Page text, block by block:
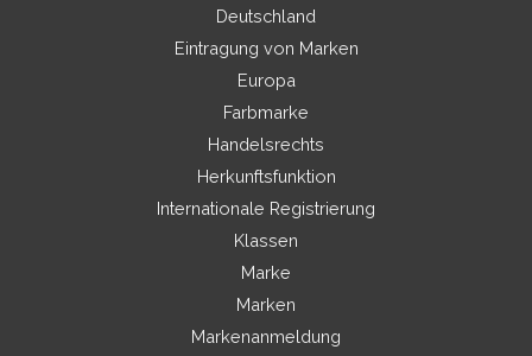
Deutschland
Eintragung von Marken
Europa
Farbmarke
Handelsrechts
Herkunftsfunktion
Internationale Registrierung
Klassen
Marke
Marken
Markenanmeldung